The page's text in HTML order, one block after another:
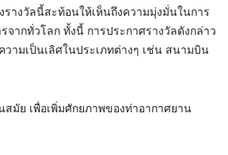
างวัลนี้สะท้อนให้เห็นถึงความมุ่งมั่นในการ
ากทั่วโลก ทั้งนี้ การประกาศรางวัลดังกล่าว
ามเป็นเลิศในประเภทต่างๆ เช่น สนามบิน
ย เพื่อเพิ่มศักยภาพของท่าอากาศยาน